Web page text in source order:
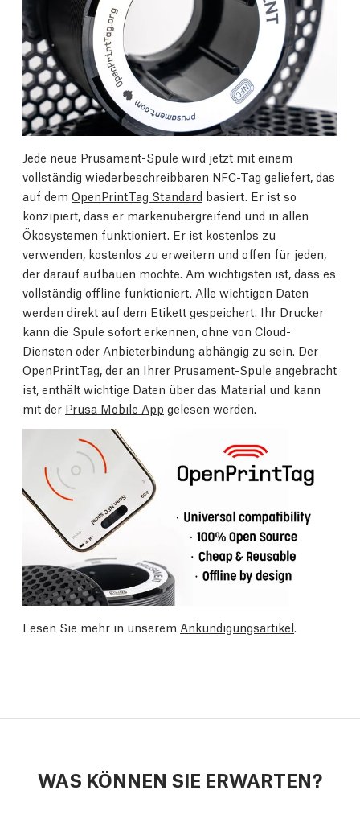
Jede neue Prusament-Spule wird jetzt mit einem
vollständig wiederbeschreibbaren NFC-Tag geliefert, das
auf dem OpenPrintTag Standard basiert. Er ist so
konzipiert, dass er markenübergreifend und in allen
Ökosystemen funktioniert. Er ist kostenlos zu
verwenden, kostenlos zu erweitern und offen für jeden,
der darauf aufbauen möchte. Am wichtigsten ist, dass es
vollständig offline funktioniert. Alle wichtigen Daten
werden direkt auf dem Etikett gespeichert. Ihr Drucker
kann die Spule sofort erkennen, ohne von Cloud-
Diensten oder Anbieterbindung abhängig zu sein. Der
OpenPrintTag, der an Ihrer Prusament-Spule angebracht
ist, enthält wichtige Daten über das Material und kann
mit der Prusa Mobile App gelesen werden.
Lesen Sie mehr in unserem Ankündigungsartikel
WAS KÖNNEN SIE ERWARTEN?